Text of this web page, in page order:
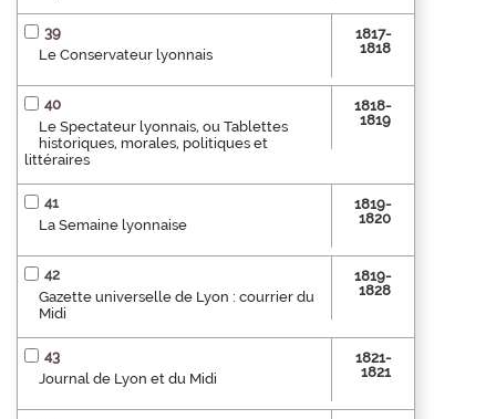
39
Le Conservateur lyonnais
1817-
1818
40
Le Spectateur lyonnais, ou Tablettes
historiques, morales, politiques et
littéraires
1818-
1819
41
La Semaine lyonnaise
1819-
1820
42
Gazette universelle de Lyon : courrier du
Midi
1819-
1828
43
Journal de Lyon et du Midi
1821-
1821